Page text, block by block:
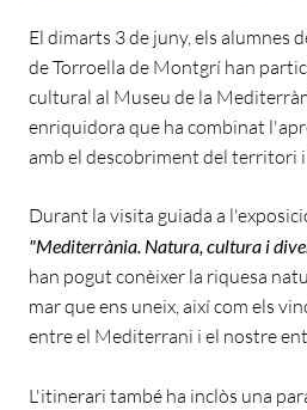
El dimarts 3 de juny, els alumnes
de Torroella de Montgrí han
cultural al Museu de la
enriquidora que ha combinat
amb el descobriment del territori
Durant la visita guiada a
"Mediterrània. Natura, cultura i
han pogut conèixer la riquesa
mar que ens uneix, així com els
entre el Mediterrani i el nostre
L'itinerari també ha inclòs una